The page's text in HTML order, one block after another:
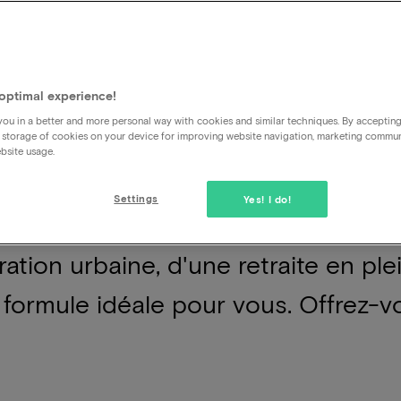
moyen idéal de s'évader du
beaucoup de temps libre. Ces
offrent la possibilité de vous
et de profiter du luxe et du
meilleures formules de mini-
urbaine, d'une retraite en
idéale pour vous. Offrez-
experience!
in a better and more personal way with cookies and similar techniques. By
of cookies on your device for improving website navigation, marketing
usage.
Yes! I do!
Settings